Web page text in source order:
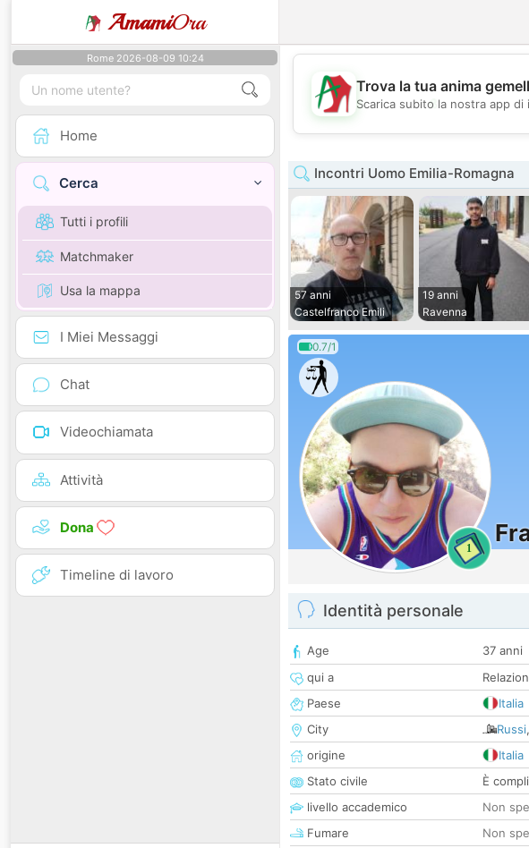
AmamiOra
Rome 2026-08-09 10:24
Home
Cerca
Tutti i profili
Matchmaker
Usa la mappa
I Miei Messaggi
Chat
Videochiamata
Attività
Dona
Timeline di lavoro
💖
Trova la tua anima
Scarica subito la nostra app di
Incontri Uomo Emilia-Romagna
57 anni
Castelfranco Emili
19 anni
Ravenna
0.7/1
1
Identità personale
Age
37 anni
qui a
Paese
Italia
City
Russi,
origine
Italia
Stato civile
È
livello accademico
Non
Fumare
Non